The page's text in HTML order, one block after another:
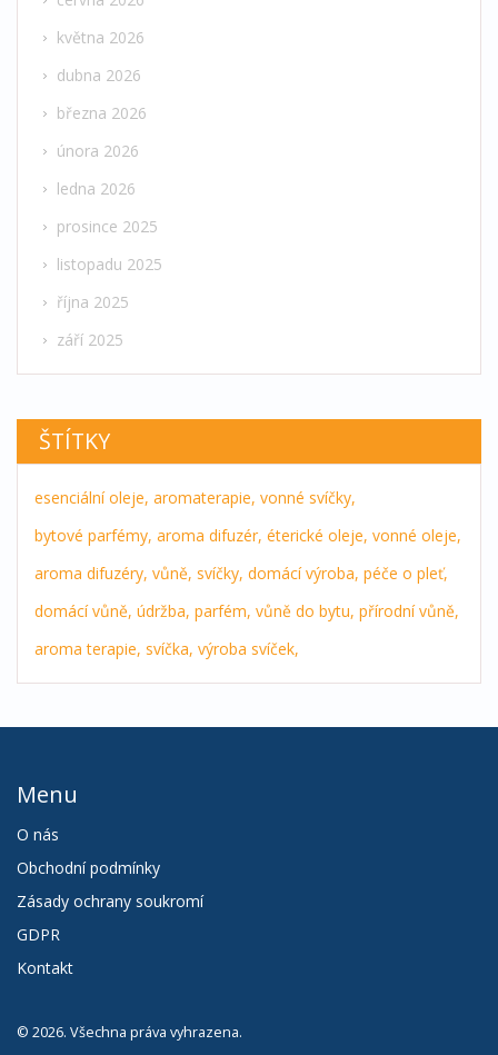
května 2026
dubna 2026
března 2026
února 2026
ledna 2026
prosince 2025
listopadu 2025
října 2025
září 2025
ŠTÍTKY
esenciální oleje, aromaterapie, vonné svíčky,
bytové parfémy, aroma difuzér, éterické oleje, vonné oleje,
aroma difuzéry, vůně, svíčky, domácí výroba, péče o pleť,
domácí vůně, údržba, parfém, vůně do bytu, přírodní vůně,
aroma terapie, svíčka, výroba svíček,
Menu
O nás
Obchodní podmínky
Zásady ochrany soukromí
GDPR
Kontakt
© 2026. Všechna práva vyhrazena.